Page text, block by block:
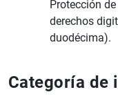
Protección
derechos
duodécima).
Categoría de